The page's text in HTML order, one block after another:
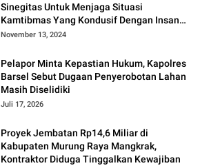
Sinegitas Untuk Menjaga Situasi
Kamtibmas Yang Kondusif Dengan Insan
Pers
November 13, 2024
Pelapor Minta Kepastian Hukum, Kapolres
Barsel Sebut Dugaan Penyerobotan Lahan
Masih Diselidiki
Juli 17, 2026
Proyek Jembatan Rp14,6 Miliar di
Kabupaten Murung Raya Mangkrak,
Kontraktor Diduga Tinggalkan Kewajiban